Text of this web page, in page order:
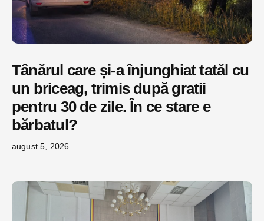
Tânărul care și-a înjunghiat tatăl cu
un briceag, trimis după gratii
pentru 30 de zile. În ce stare e
bărbatul?
august 5, 2026